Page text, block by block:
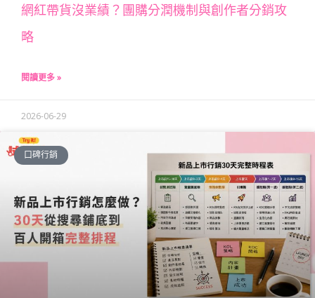
網紅帶貨沒業績？團購分潤機制與創作者分銷攻
略
閱讀更多 »
2026-06-29
口碑行銷